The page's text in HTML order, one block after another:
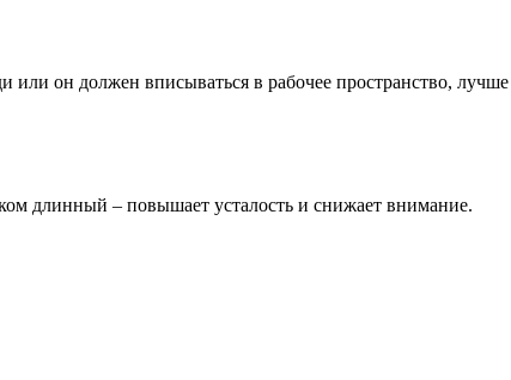
он должен вписываться в рабочее пространство, лучше
длинный – повышает усталость и снижает внимание.